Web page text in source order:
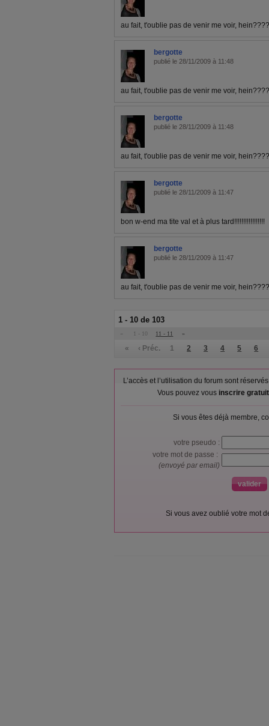
au fait, t'oublie pas de venir me voir,
bergotte
publié le 28/11/2009 à 11:48
au fait, t'oublie pas de venir me voir,
bergotte
publié le 28/11/2009 à 11:48
au fait, t'oublie pas de venir me voir,
bergotte
publié le 28/11/2009 à 11:47
bon w-end ma tite val et à plus tard!!!!!!!!!!!!!!!!!
bergotte
publié le 28/11/2009 à 11:47
au fait, t'oublie pas de venir me voir,
1 - 10 de 103
« 1 - 10 11 - 11 »
« ‹ Préc. 1 2 3 4 5 6
L’accès et l’utilisation du forum sont
Vous pouvez vous inscrire
Si vous êtes déjà membre,
votre pseudo :
votre mot de passe :
(envoyé par email)
Si vous avez oublié votre mot